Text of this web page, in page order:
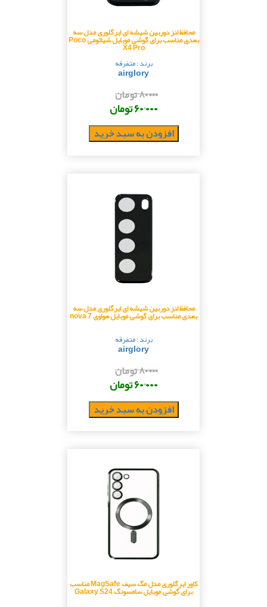
محافظ لنز دوربین شیشه ای ایرگلوری مدل سه
بعدی مناسب برای گوشی موبایل شیائومی Poco
X4 Pro
برند : متفرقه
airglory
۸۰٬۰۰۰ تومان
۶۰٬۰۰۰ تومان
افزودن به سبد خرید
محافظ لنز دوربین شیشه ای ایرگلوری مدل سه
بعدی مناسب برای گوشی موبایل هواوی nova 7
برند : متفرقه
airglory
۸۰٬۰۰۰ تومان
۶۰٬۰۰۰ تومان
افزودن به سبد خرید
کاور ایرگلوری مدل مگ سیف MagSafe مناسب
برای گوشی موبایل سامسونگ Galaxy S24